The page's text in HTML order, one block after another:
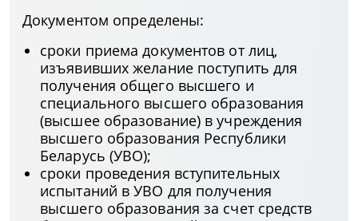
Документом определены:
сроки приема документов от лиц,
изъявивших желание поступить для
получения общего высшего и
специального высшего образования
(высшее образование) в учреждения
высшего образования Республики
Беларусь (УВО);
сроки проведения вступительных
испытаний в УВО для получения
высшего образования за счет средств